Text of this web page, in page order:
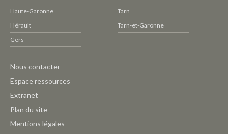
Haute-Garonne
Hérault
Gers
Tarn
Tarn-et-Garonne
Pied
de
page
Outils
Nous contacter
Espace ressources
Extranet
Plan du site
Mentions légales